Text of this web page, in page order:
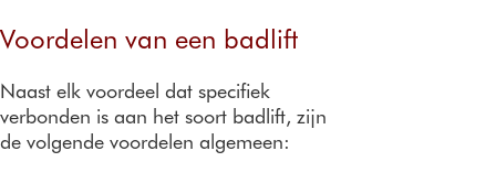
Voordelen van een badlift
Naast elk voordeel dat specifiek
verbonden is aan het soort badlift, zijn
de volgende voordelen algemeen: